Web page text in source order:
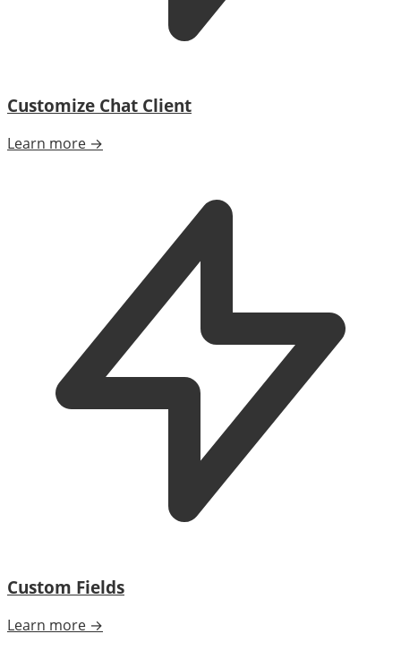
Customize Chat Client
Learn more →
Custom Fields
Learn more →